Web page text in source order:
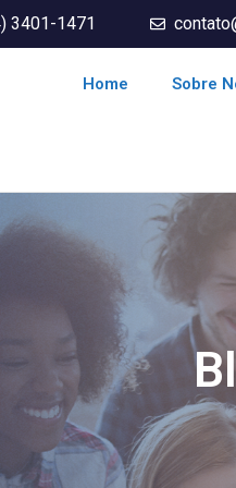
3401-1471
Home Sobre